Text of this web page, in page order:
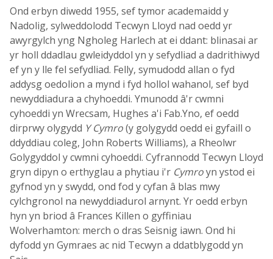
Ond erbyn diwedd 1955, sef tymor academaidd y
Nadolig, sylweddolodd Tecwyn Lloyd nad oedd yr
awyrgylch yng Ngholeg Harlech at ei ddant: blinasai ar
yr holl ddadlau gwleidyddol yn y sefydliad a dadrithiwyd
ef yn y lle fel sefydliad. Felly, symudodd allan o fyd
addysg oedolion a mynd i fyd hollol wahanol, sef byd
newyddiadura a chyhoeddi. Ymunodd â'r cwmni
cyhoeddi yn Wrecsam, Hughes a'i Fab.Yno, ef oedd
dirprwy olygydd Y Cymro(y golygydd oedd ei gyfaill o
ddyddiau coleg, John Roberts Williams), a Rheolwr
Golygyddol y cwmni cyhoeddi. Cyfrannodd Tecwyn Lloyd
gryn dipyn o erthyglau a phytiau i'r Cymroyn ystod ei
gyfnod yn y swydd, ond fod y cyfan â blas mwy
cylchgronol na newyddiadurol arnynt. Yr oedd erbyn
hyn yn briod â Frances Killen o gyffiniau
Wolverhamton: merch o dras Seisnig iawn. Ond hi
dyfodd yn Gymraes ac nid Tecwyn a ddatblygodd yn